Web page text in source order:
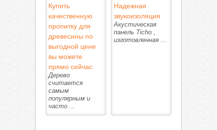
Купить
качественную
пропитку для
древесины по
выгодной цене
вы можете
прямо сейчас
Дерево
считается
самым
популярным и
часто ...
Надежная
звукоизоляция
Акустическая
панель Ticho ,
изготовленная ...